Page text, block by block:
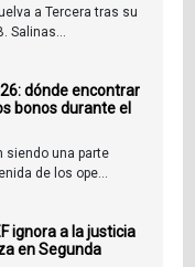
a Tercera tras su
Salinas...
dónde encontrar
bonos durante el
siendo una parte
de los ope...
ignora a la justicia
en Segunda